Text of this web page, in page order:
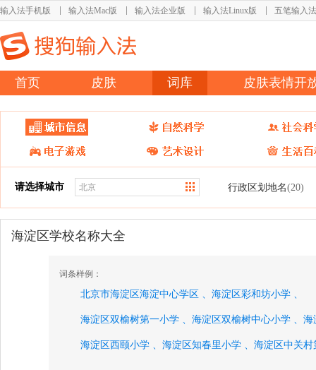
输入法手机版 输入法Mac版 输入法企业版 输入法Linux版 五笔输入法
首页 皮肤 词库 皮肤表情开
请选择城市 行政区划地名(20)
海淀区学校名称大全
词条样例：
北京市海淀区海淀中心学区 、 海淀区彩和坊小学 、
海淀区双榆树第一小学 、 海淀区双榆树中心小学 、 海
海淀区西颐小学 、 海淀区知春里小学 、 海淀区中关村